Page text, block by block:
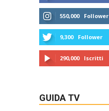
550,000 Follower
9,300 Follower
290,000 Iscritti
GUIDA TV